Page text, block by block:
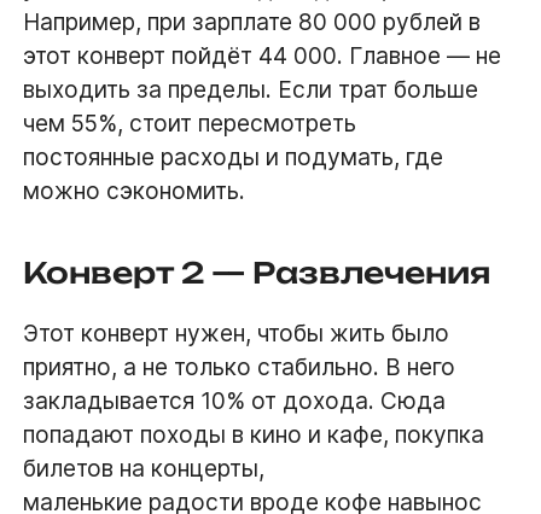
Например, при зарплате 80 000 рублей в
этот конверт пойдёт 44 000. Главное — не
выходить за пределы. Если трат больше
чем 55%, стоит пересмотреть
постоянные расходы и подумать, где
можно сэкономить.
Конверт 2 — Развлечения
Этот конверт нужен, чтобы жить было
приятно, а не только стабильно. В него
закладывается 10% от дохода. Сюда
попадают походы в кино и кафе, покупка
билетов на концерты,
маленькие радости вроде кофе навынос